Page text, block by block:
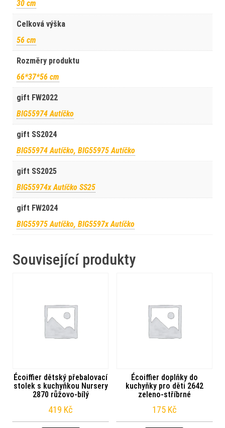
30 cm
Celková výška
56 cm
Rozměry produktu
66*37*56 cm
gift FW2022
BIG55974 Autíčko
gift SS2024
BIG55974 Autíčko, BIG55975 Autíčko
gift SS2025
BIG55974x Autíčko SS25
gift FW2024
BIG55975 Autíčko, BIG5597x Autíčko
Související produkty
Écoiffier dětský přebalovací
stolek s kuchyňkou Nursery
2870 růžovo-bílý
419 Kč
Écoiffier doplňky do
kuchyňky pro děti 2642
zeleno-stříbrné
175 Kč